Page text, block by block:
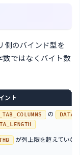
側のバインド型を
数ではなくバイト数
ント
の
が列上限を超えていな